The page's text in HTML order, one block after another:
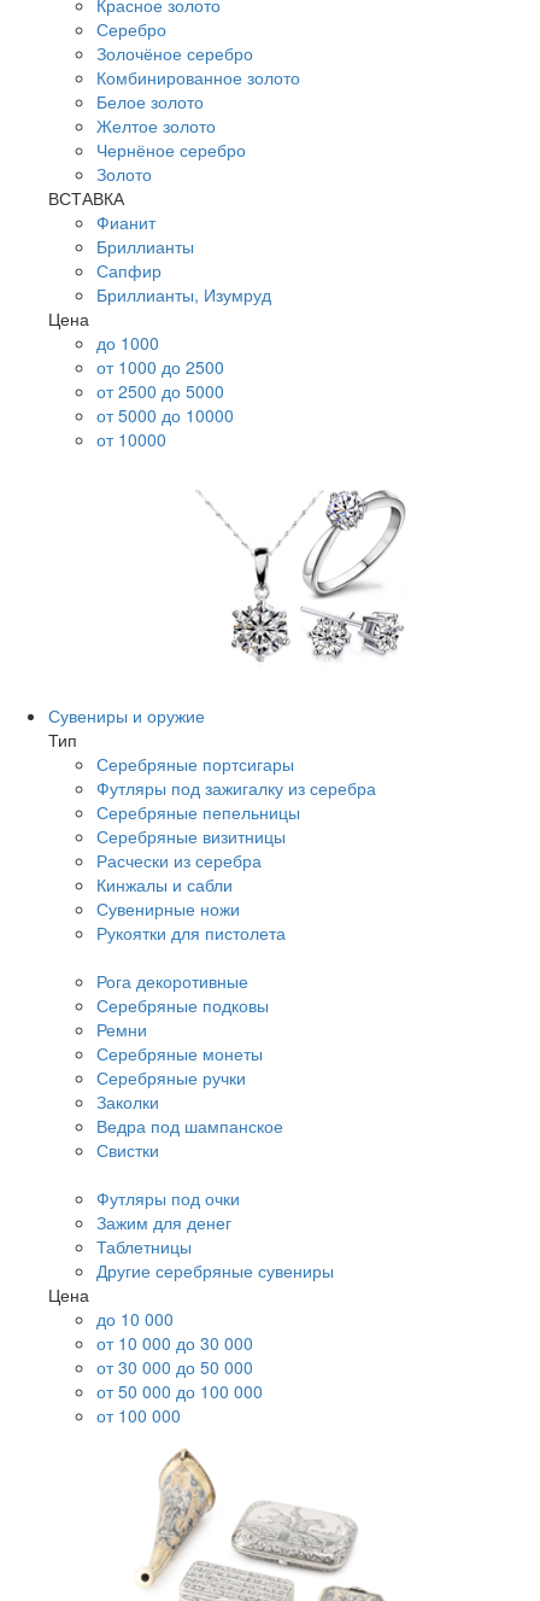
Красное золото
Серебро
Золочёное серебро
Комбинированное золото
Белое золото
Желтое золото
Чернёное серебро
Золото
ВСТАВКА
Фианит
Бриллианты
Сапфир
Бриллианты, Изумруд
Цена
до 1000
от 1000 до 2500
от 2500 до 5000
от 5000 до 10000
от 10000
Сувениры и оружие
Тип
Серебряные портсигары
Футляры под зажигалку из серебра
Серебряные пепельницы
Серебряные визитницы
Расчески из серебра
Кинжалы и сабли
Сувенирные ножи
Рукоятки для пистолета
Рога декоротивные
Серебряные подковы
Ремни
Серебряные монеты
Серебряные ручки
Заколки
Ведра под шампанское
Свистки
Футляры под очки
Зажим для денег
Таблетницы
Другие серебряные сувениры
Цена
до 10 000
от 10 000 до 30 000
от 30 000 до 50 000
от 50 000 до 100 000
от 100 000